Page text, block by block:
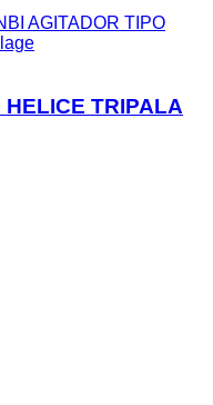
AGITADOR TIPO
TRIPALA